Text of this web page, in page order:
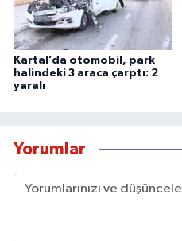
Kartal’da otomobil, park
halindeki 3 araca çarptı: 2
yaralı
Yorumlar